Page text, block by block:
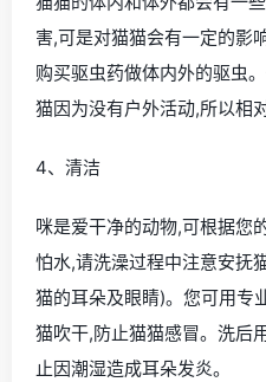
害,可是对猫猫会有一定的影
购买驱虫药做体内外的驱虫
猫因为没有户外活动,所以相
4、清洁
咪是爱干净的动物,可根据您
怕水,请洗澡过程中注意安抚
猫的耳朵及眼睛)。您可用专
猫吹干,防止猫猫感冒。洗后
止因潮湿造成耳朵发炎。